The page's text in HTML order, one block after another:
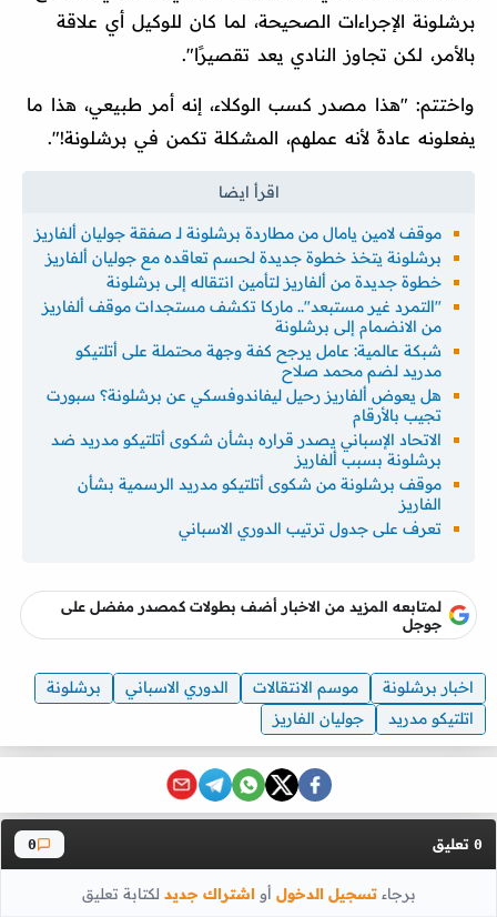
برشلونة الإجراءات الصحيحة، لما كان للوكيل أي علاقة
بالأمر، لكن تجاوز النادي يعد تقصيرًا".
واختتم: "هذا مصدر كسب الوكلاء، إنه أمر طبيعي، هذا ما
يفعلونه عادةً لأنه عملهم، المشكلة تكمن في برشلونة!".
موقف لامين يامال من مطاردة برشلونة لـ صفقة جوليان ألفاريز
برشلونة يتخذ خطوة جديدة لحسم تعاقده مع جوليان ألفاريز
خطوة جديدة من ألفاريز لتأمين انتقاله إلى برشلونة
"التمرد غير مستبعد".. ماركا تكشف مستجدات موقف ألفاريز
من الانضمام إلى برشلونة
شبكة عالمية: عامل يرجح كفة وجهة محتملة على أتلتيكو
مدريد لضم محمد صلاح
هل يعوض ألفاريز رحيل ليفاندوفسكي عن برشلونة؟ سبورت
تجيب بالأرقام
الاتحاد الإسباني يصدر قراره بشأن شكوى أتلتيكو مدريد ضد
برشلونة بسبب ألفاريز
موقف برشلونة من شكوى أتلتيكو مدريد الرسمية بشأن
الفاريز
تعرف على جدول ترتيب الدوري الاسباني
لمتابعه المزيد من الاخبار أضف بطولات كمصدر مفضل على
جوجل
اخبار برشلونة موسم الانتقالات الدوري الاسباني
برشلونة
اتلتيكو مدريد
جوليان الفاريز
0 تعليق 0
برجاءتسجيل الدخول أواشتراك جديد لكتابة تعليق